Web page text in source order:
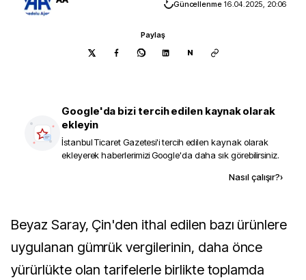
Güncellenme 16.04.2025, 20:06
Paylaş
N
Google'da bizi tercih edilen kaynak olarak
ekleyin
İstanbul Ticaret Gazetesi'i tercih edilen kaynak olarak
ekleyerek haberlerimizi Google'da daha sık görebilirsiniz.
Nasıl çalışır?›
Beyaz Saray, Çin'den ithal edilen bazı ürünlere
uygulanan gümrük vergilerinin, daha önce
yürürlükte olan tarifelerle birlikte toplamda